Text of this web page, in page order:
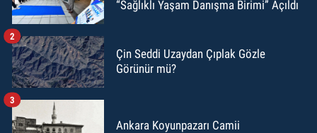
“Sağlıklı Yaşam Danışma Birimi” Açıldı
Çin Seddi Uzaydan Çıplak Gözle
Görünür mü?
2
Ankara Koyunpazarı Camii
3